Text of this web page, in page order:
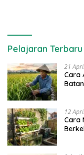
Pelajaran Terbaru
21
Cara
12
Cara